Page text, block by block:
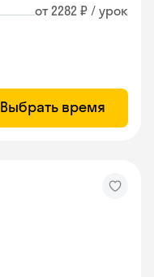
от 2282 ₽ / урок
Выбрать время